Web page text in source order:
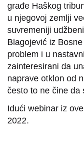
građe Haškog
u njegovoj zemlji
suvremeniji
Blagojević iz
problem i u
zainteresirani da
naprave otklon od
često to ne čine da
Idući webinar iz
2022.